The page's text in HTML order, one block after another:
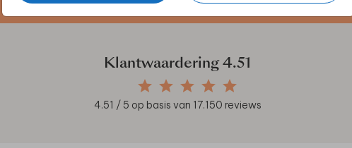
Klantwaardering4.51
4.51 / 5 op basis van 17.150 reviews